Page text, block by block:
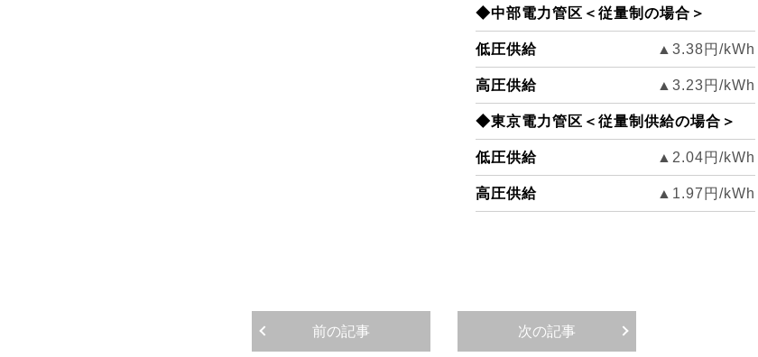
◆中部電力管区＜従量制の場合＞
低圧供給 ▲3.38円/kWh
高圧供給 ▲3.23 円/kWh
◆東京電力管区＜従量制供給の場合＞
低圧供給 ▲2.04円/kWh
高圧供給 ▲1.97 円/kWh
前の記事 次の記事